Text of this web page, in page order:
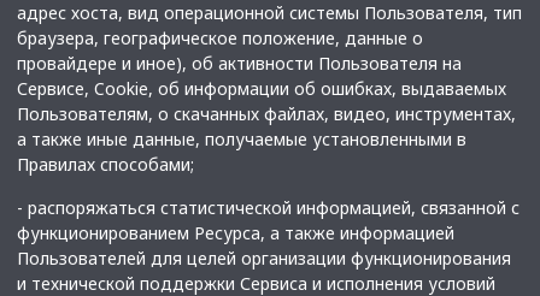
адрес хоста, вид операционной системы Пользователя, тип
браузера, географическое положение, данные о
провайдере и иное), об активности Пользователя на
Сервисе, Cookie, об информации об ошибках, выдаваемых
Пользователям, о скачанных файлах, видео, инструментах,
а также иные данные, получаемые установленными в
Правилах способами;
- распоряжаться статистической информацией, связанной с
функционированием Ресурса, а также информацией
Пользователей для целей организации функционирования
и технической поддержки Сервиса и исполнения условий